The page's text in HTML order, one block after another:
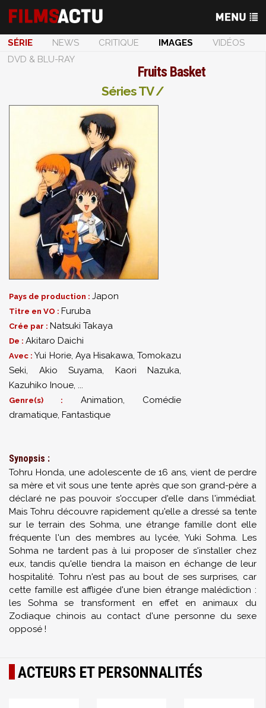
SÉRIE NEWS CRITIQUE IMAGES
VIDÉOS
DVD & BLU-RAY
Fruits Basket
Séries TV /
Pays de production : Japon
Titre en VO : Furuba
Crée par : Natsuki Takaya
De : Akitaro Daichi
Avec :Yui Horie, Aya Hisakawa,Tomokazu
Seki, Akio Suyama, Kaori Nazuka,
Kazuhiko Inoue, ...
Genre(s) : Animation, Comédie
dramatique, Fantastique
Synopsis :
Tohru Honda, une adolescente de 16 ans, vient de perdre
sa mère et vit sous une tente après que son grand-père a
déclaré ne pas pouvoir s'occuper d'elle dans l'immédiat.
Mais Tohru découvre rapidement qu'elle a dressé sa tente
sur le terrain des Sohma, une étrange famille dont elle
fréquente l'un des membres au lycée, Yuki Sohma. Les
Sohma ne tardent pas à lui proposer de s'installer chez
eux, tandis qu'elle tiendra la maison en échange de leur
hospitalité. Tohru n'est pas au bout de ses surprises, car
cette famille est affligée d'une bien étrange malédiction :
les Sohma se transforment en effet en animaux du
Zodiaque chinois au contact d'une personne du sexe
opposé !
ACTEURS ET PERSONNALITÉS